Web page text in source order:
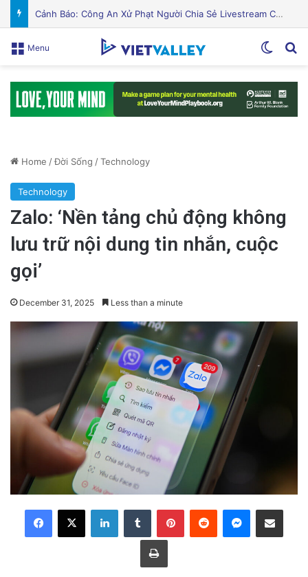
PGS.TS Hà Đình Đức: Di sản và Hành trình Cuộc đời của Nhà Khoa học Xuất sắc
Menu
Home /Đời Sống /Technology
Technology
Zalo: ‘Nền tảng chủ động không
lưu trữ nội dung tin nhắn, cuộc
gọi’
December 31, 2025 Less than a minute
LinkedInTumblr PinterestReddit Messenger
Share via Email
Print